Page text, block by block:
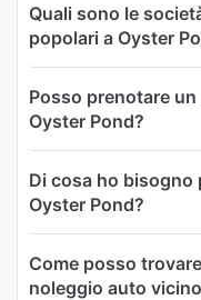
Quali sono le
popolari a Oyster
Posso prenotare
Oyster Pond?
Di cosa ho bisogno
Oyster Pond?
Come posso
noleggio auto